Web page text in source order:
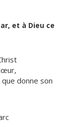
et à Dieu ce
donne son